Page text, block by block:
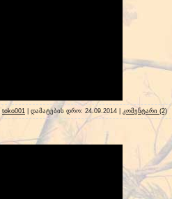
toko001 | დამატების დრო: 24.09.2014 კომენტარი (2)